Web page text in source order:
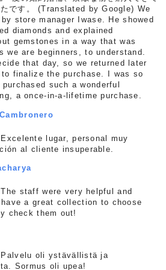
たです。 (Translated by Google) We
store manager Iwase. He showed
diamonds and explained
gemstones in a way that was
we are beginners, to understand.
that day, so we returned later
to finalize the purchase. I was so
such a wonderful
a once-in-a-lifetime purchase.
lugar, personal muy
al cliente insuperable.
staff were very helpful and
a great collection to choose
check them out!
oli ystävällistä ja
Sormus oli upea!